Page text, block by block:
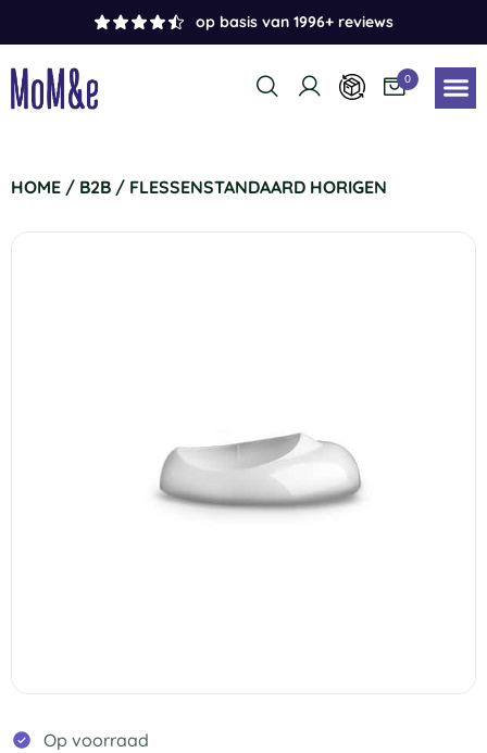
op basis van 1996+ reviews
0
HOME / B2B / FLESSENSTANDAARD HORIGEN
Op voorraad